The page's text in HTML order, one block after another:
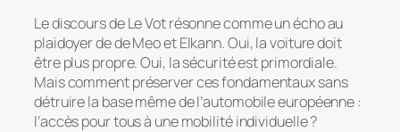
Le discours de Le Vot résonne comme un écho au
plaidoyer de de Meo et Elkann. Oui, la voiture doit
être plus propre. Oui, la sécurité est primordiale.
Mais comment préserver ces fondamentaux sans
détruire la base même de l’automobile européenne :
l’accès pour tous à une mobilité individuelle ?